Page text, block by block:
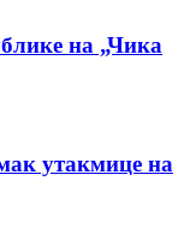
на „Чика
утакмице на